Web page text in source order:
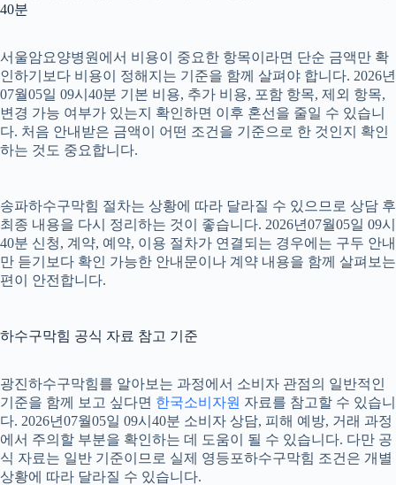
40분
서울암요양병원에서 비용이 중요한 항목이라면 단순 금액만 확
인하기보다 비용이 정해지는 기준을 함께 살펴야 합니다. 2026년
07월05일 09시40분 기본 비용, 추가 비용, 포함 항목, 제외 항목,
변경 가능 여부가 있는지 확인하면 이후 혼선을 줄일 수 있습니
다. 처음 안내받은 금액이 어떤 조건을 기준으로 한 것인지 확인
하는 것도 중요합니다.
송파하수구막힘 절차는 상황에 따라 달라질 수 있으므로 상담 후
최종 내용을 다시 정리하는 것이 좋습니다. 2026년07월05일 09시
40분 신청, 계약, 예약, 이용 절차가 연결되는 경우에는 구두 안내
만 듣기보다 확인 가능한 안내문이나 계약 내용을 함께 살펴보는
편이 안전합니다.
하수구막힘 공식 자료 참고 기준
광진하수구막힘를 알아보는 과정에서 소비자 관점의 일반적인
기준을 함께 보고 싶다면 한국소비자원 자료를 참고할 수 있습니
다. 2026년07월05일 09시40분 소비자 상담, 피해 예방, 거래 과정
에서 주의할 부분을 확인하는 데 도움이 될 수 있습니다. 다만 공
식 자료는 일반 기준이므로 실제 영등포하수구막힘 조건은 개별
상황에 따라 달라질 수 있습니다.